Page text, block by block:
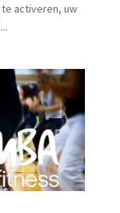
activeren, uw